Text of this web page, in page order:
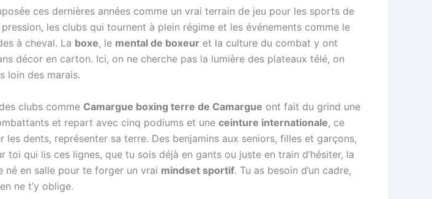
ces dernières années comme un vrai terrain de jeu pour les sports de
les clubs qui tournent à plein régime et les événements comme le
à cheval. La boxe, le mental de boxeur et la culture du combat y ont
décor en carton. Ici, on ne cherche pas la lumière des plateaux télé, on
loin des marais.
clubs comme Camargue boxing terre de Camargue ont fait du grind une
et repart avec cinq podiums et une ceinture internationale, ce
les dents, représenter sa terre. Des benjamins aux seniors, filles et garçons,
qui lis ces lignes, que tu sois déjà en gants ou juste en train d’hésiter, la
né en salle pour te forger un vrai mindset sportif. Tu as besoin d’un cadre,
ne t’y oblige.